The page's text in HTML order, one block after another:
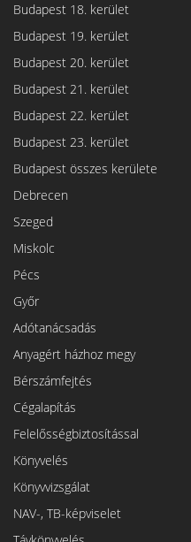
Budapest 18. kerület
Budapest 19. kerület
Budapest 20. kerület
Budapest 21. kerület
Budapest 22. kerület
Budapest 23. kerület
Budapest összes kerülete
Debrecen
Szeged
Miskolc
Pécs
Győr
Adótanácsadás
Anyagért házhoz megy
Bérszámfejtés
Cégalapítás
Felelősségbiztosítással
Könyvelés
Könyvvizsgálat
NAV-, TB-képviselet